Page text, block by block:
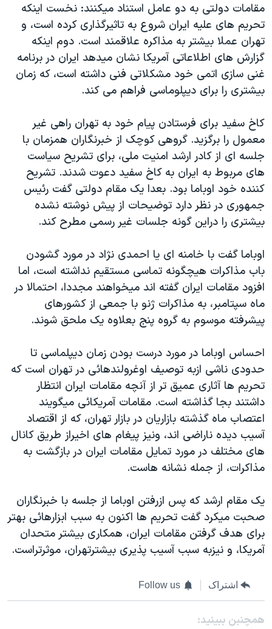
مقامات دولتی به دو عامل استناد ميکنند: نخست اينکه
تحريم های عليه ايران شروع به تاثيرگذاری کرده است، و
تهران عملا بيشتر به مذاکره علاقمند است. دوم اينکه
گزارش های اطلاعاتی آمريکا نشان ميدهد ايران در برنامه
غنی سازی اتمی خود مشکلاتی فنی داشته است، که زمان
بيشتری را برای ديپلوماسی فراهم می کند.
کاخ سفيد برای فرستادن پيام خود به تهران راهی غير
معمول را برگزيد. گروهی کوچک از خبرنگاران همزمان با
جلسه ای از کادر ارشد امنيت ملی، برای تشريح سياست
های مربوط به ايران به کاخ سفيد دعوت شدند. تشريح
کننده خود اوباما بود. بعدا يک مقام دولتی گفت رئيس
جمهوری در نظر دارد توضيحات از پيش نوشته نشده
بيشتری را دراين گونه جلسات غير رسمی مطرح کند.
اوباما گفت با خامنه ای يا احمدی نژاد در مورد گشودن
باب مذاکرات هيچگونه تماسی مستقيم نداشته است، اما
افزود مقامات ايران گفته اند ميخواهند مجددا، احتمالا در
ماه سپتامبر، به مذاکرات ژنو با جمعی از کشورهای
پيشرفته موسوم به گروه پنج بعلاوه يک ملحق شوند.
احساس اوباما در مورد درست بودن زمان ديپلماسی تا
حدودی ناشی ازبه توصيف اوغرولندهائی در تهران است که
تحريم ها آثاری عميق تر از آنچه مقامات ايران انتظار
داشتند بجا گذاشته است. مقامات آمريکائی ميگويند
اعتصاب ماه گذشته بازاريان در بازار تهران، که از اقتصاد
آسيب ديده ناراضی اند، ونيز پيغام های اخيراز طريق کانال
های مختلف در مورد تمايل مقامات ايران در بازگشت به
مذاکرات، از جمله نشانه هاست.
يک مقام ارشد که پس ازرفتن اوباما از جلسه با خبرنگاران
صحبت ميکرد گفت تحريم ها اکنون به سبب ابزارهائی بهتر
برای هدف گرفتن مقامات ايران، همکاری بيشتر متحدان
آمريکا، و نيزبه سبب آسيب پذيری بيشترتهران، موثرتراست.
اشتراک Follow us
همچنبن ببینید: